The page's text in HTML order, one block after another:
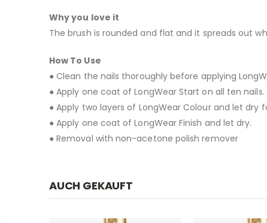
Why you love it
The brush is rounded and flat and it spreads out
How To Use
● Clean the nails thoroughly before applying
● Apply one coat of LongWear Start on all ten nails.
● Apply two layers of LongWear Colour and let dry
● Apply one coat of LongWear Finish and let dry.
● Removal with non-acetone polish remover
AUCH GEKAUFT